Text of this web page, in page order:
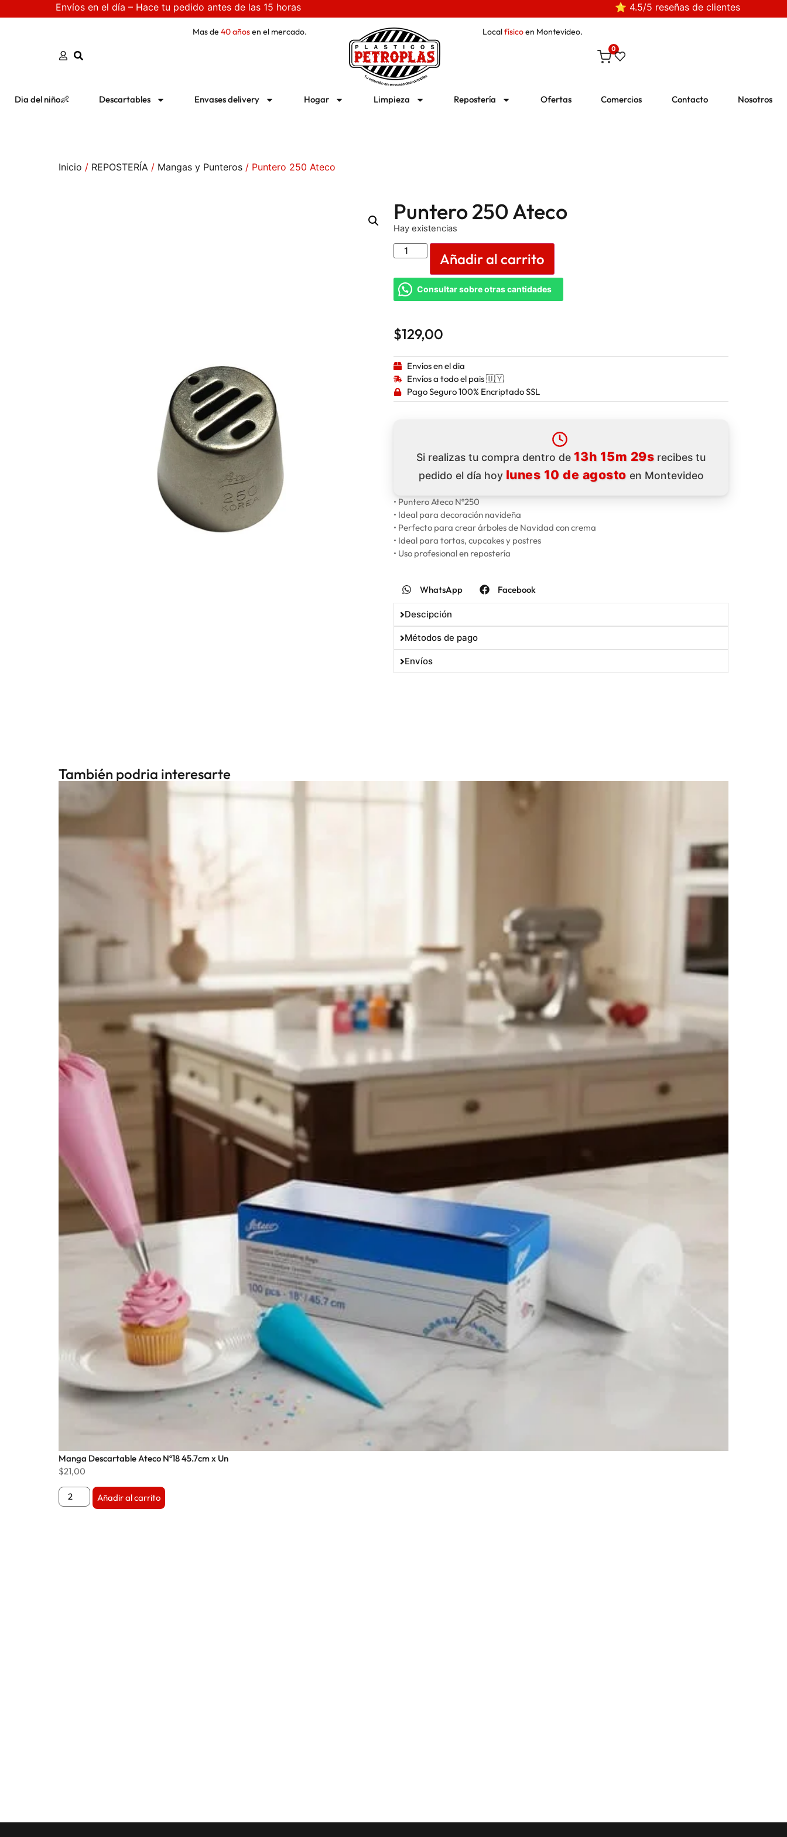
Envíos en el día – Hace tu pedido antes de las 15 horas ⭐ 4.5/5 reseñas de clientes
Mas de 40 añosen el mercado. Localfísicoen Montevideo.
0
Dia del niño👶 Descartables Envases delivery Hogar Limpieza Repostería Ofertas Comercios Contacto Nosotros
Inicio / REPOSTERÍA / Mangas y Punteros / Puntero 250 Ateco
Puntero 250 Ateco
Hay existencias
Añadir al carrito
Consultar sobre otras cantidades
$129,00
Envíos en el dia
Envíos a todo el pais 🇺🇾
Pago Seguro 100% Encriptado SSL
Si realizas tu compra dentro de 13h 15m 27srecibes tu
pedido el día hoy lunes 10 de agosto en Montevideo
• Puntero Ateco Nº250
• Ideal para decoración navideña
• Perfecto para crear árboles de Navidad con crema
• Ideal para tortas, cupcakes y postres
• Uso profesional en repostería
WhatsApp Facebook
Descipción
Métodos de pago
Envíos
También podria interesarte
Manga Descartable Ateco Nº18 45.7cm x Un
$21,00
Añadir al carrito
10% OFF
En tu primera compra
Utilizá el cupón
DESCUENTOBIENVENIDA
para obtener un descuento del 10%. Solo podés usarlo una vez. No